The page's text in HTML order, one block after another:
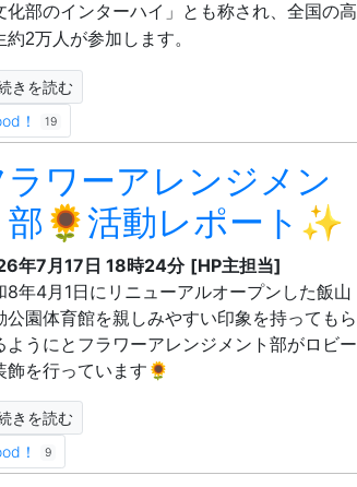
化部のインターハイ」とも称され、全国の高
約2万人が参加します。
きを読む
！
19
ワーアレンジメン
部🌻活動レポート✨
年7月17日 18時24分 [HP主担当]
8年4月1日にリニューアルオープンした飯山
公園体育館を親しみやすい印象を持ってもら
ようにとフラワーアレンジメント部がロビー
飾を行っています🌻
きを読む
！
9